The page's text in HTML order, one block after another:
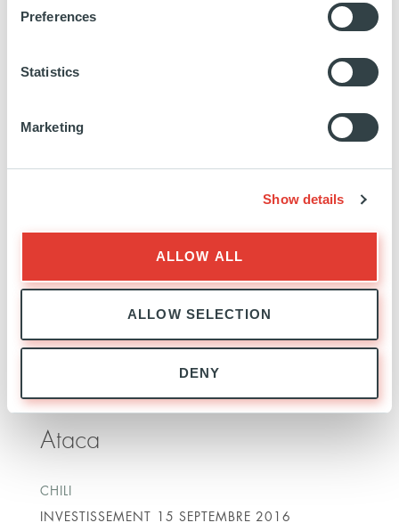
Preferences
Statistics
Marketing
Show details
ALLOW ALL
ALLOW SELECTION
DENY
4NEW
EN SAVOIR PLUS
Ataca
CHILI
INVESTISSEMENT 15 SEPTEMBRE 2016